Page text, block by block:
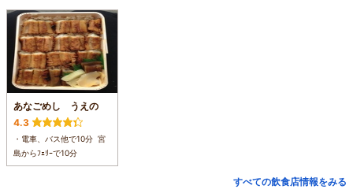
あなごめし うえの
4.3
・電車、バス他で10分 宮
島からﾌｪﾘｰで10分
すべての飲食店情報をみる